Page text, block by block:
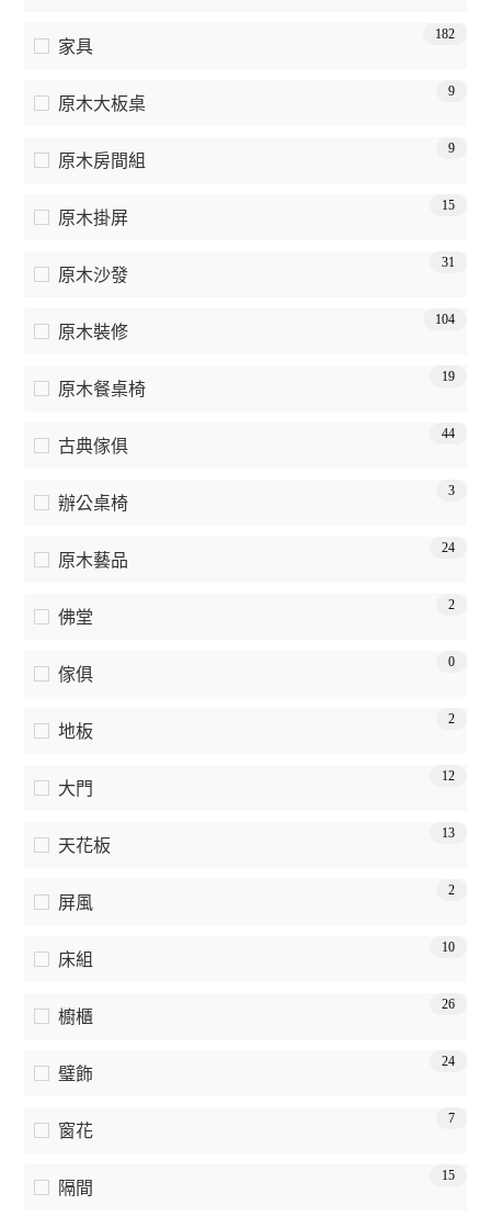
家具
182
原木大板桌
9
原木房間組
9
原木掛屏
15
原木沙發
31
原木裝修
104
原木餐桌椅
19
古典傢俱
44
辦公桌椅
3
原木藝品
24
佛堂
2
傢俱
0
地板
2
大門
12
天花板
13
屏風
2
床組
10
櫥櫃
26
璧飾
24
窗花
7
隔間
15